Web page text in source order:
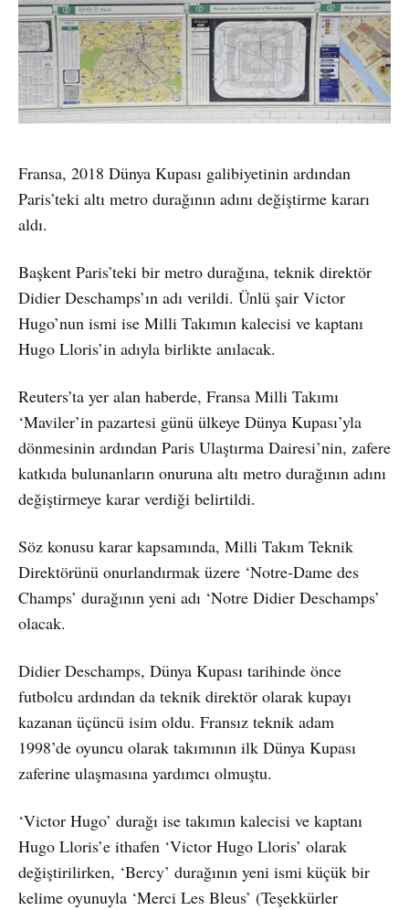
Fransa, 2018 Dünya Kupası galibiyetinin ardından
Paris’teki altı metro durağının adını değiştirme kararı
aldı.
Başkent Paris’teki bir metro durağına, teknik direktör
Didier Deschamps’ın adı verildi. Ünlü şair Victor
Hugo’nun ismi ise Milli Takımın kalecisi ve kaptanı
Hugo Lloris’in adıyla birlikte anılacak.
Reuters’ta yer alan haberde, Fransa Milli Takımı
‘Maviler’in pazartesi günü ülkeye Dünya Kupası’yla
dönmesinin ardından Paris Ulaştırma Dairesi’nin, zafere
katkıda bulunanların onuruna altı metro durağının adını
değiştirmeye karar verdiği belirtildi.
Söz konusu karar kapsamında, Milli Takım Teknik
Direktörünü onurlandırmak üzere ‘Notre-Dame des
Champs’ durağının yeni adı ‘Notre Didier Deschamps’
olacak.
Didier Deschamps, Dünya Kupası tarihinde önce
futbolcu ardından da teknik direktör olarak kupayı
kazanan üçüncü isim oldu. Fransız teknik adam
1998’de oyuncu olarak takımının ilk Dünya Kupası
zaferine ulaşmasına yardımcı olmuştu.
‘Victor Hugo’ durağı ise takımın kalecisi ve kaptanı
Hugo Lloris’e ithafen ‘Victor Hugo Lloris’ olarak
değiştirilirken, ‘Bercy’ durağının yeni ismi küçük bir
kelime oyunuyla ‘Merci Les Bleus’ (Teşekkürler